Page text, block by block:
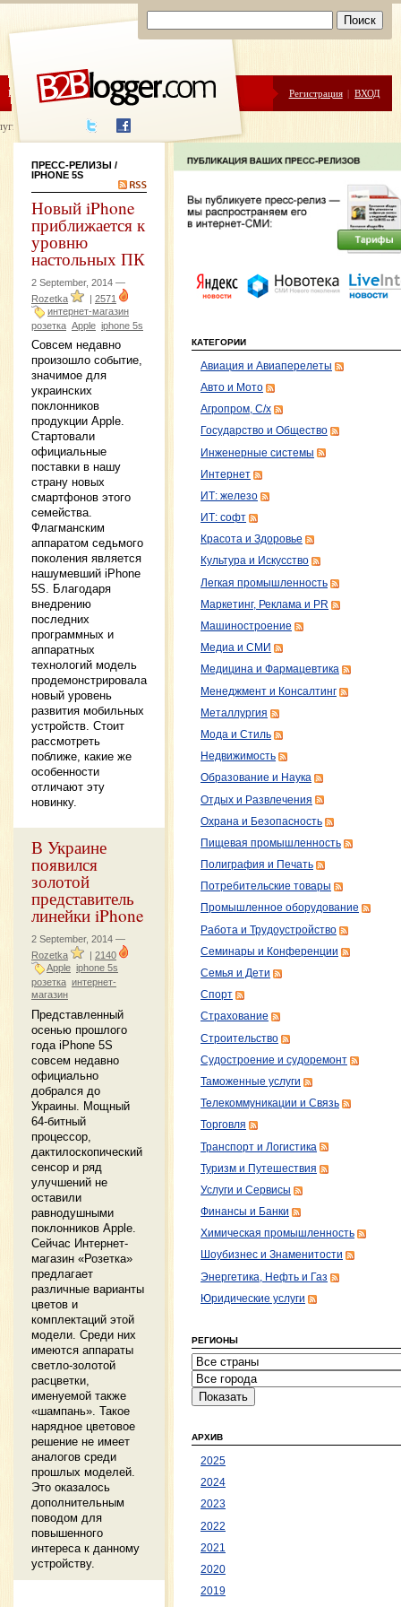
ЦЕНЫ ПОМОЩЬ Регистрация | ВХОД
написания
ПРЕСС-РЕЛИЗЫ /
IPHONE 5S
Новый iPhone
приближается к
уровню
настольных ПК
2 September, 2014 —
Rozetka
| 2571
интернет-магазин
розетка Apple iphone 5s
Совсем недавно
произошло событие,
значимое для
украинских
поклонников
продукции Apple.
Стартовали
официальные
поставки в нашу
страну новых
смартфонов этого
семейства.
Флагманским
аппаратом седьмого
поколения является
нашумевший iPhone
5S. Благодаря
внедрению
последних
программных и
аппаратных
технологий модель
продемонстрировала
новый уровень
развития мобильных
устройств. Стоит
рассмотреть
поближе, какие же
особенности
отличают эту
новинку.
В Украине
появился
золотой
представитель
линейки iPhone
2 September, 2014 —
Rozetka
| 2140
Apple iphone 5s
розетка интернет-
магазин
Представленный
осенью прошлого
года iPhone 5S
совсем недавно
официально
добрался до
Украины. Мощный
64-битный
процессор,
дактилоскопический
сенсор и ряд
улучшений не
оставили
равнодушными
поклонников Apple.
Сейчас Интернет-
магазин «Розетка»
предлагает
различные варианты
цветов и
комплектаций этой
модели. Среди них
имеются аппараты
светло-золотой
расцветки,
именуемой также
«шампань». Такое
нарядное цветовое
решение не имеет
аналогов среди
прошлых моделей.
Это оказалось
дополнительным
поводом для
повышенного
интереса к данному
устройству.
КАТЕГОРИИ
Авиация и Авиаперелеты
Авто и Мото
Агропром, С/х
Государство и Общество
Инженерные системы
Интернет
ИТ: железо
ИТ: софт
Красота и Здоровье
Культура и Искусство
Легкая промышленность
Маркетинг, Реклама и PR
Машиностроение
Медиа и СМИ
Медицина и Фармацевтика
Менеджмент и Консалтинг
Металлургия
Мода и Стиль
Недвижимость
Образование и Наука
Отдых и Развлечения
Охрана и Безопасность
Пищевая промышленность
Полиграфия и Печать
Потребительские товары
Промышленное оборудование
Работа и Трудоустройство
Семинары и Конференции
Семья и Дети
Спорт
Страхование
Строительство
Судостроение и судоремонт
Таможенные услуги
Телекоммуникации и Связь
Торговля
Транспорт и Логистика
Туризм и Путешествия
Услуги и Сервисы
Финансы и Банки
Химическая промышленность
Шоубизнес и Знаменитости
Энергетика, Нефть и Газ
Юридические услуги
РЕГИОНЫ
АРХИВ
2025
2024
2023
2022
2021
2020
2019